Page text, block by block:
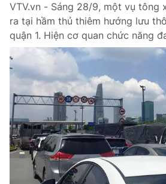
VTV.vn - Sáng 28/9, một vụ tông
ra tại hầm thủ thiêm hướng lưu
quận 1. Hiện cơ quan chức năng